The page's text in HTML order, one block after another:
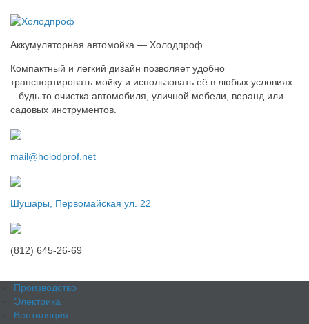
Аккумуляторная автомойка — Холодпроф
Компактный и легкий дизайн позволяет удобно
транспортировать мойку и использовать её в любых условиях
– будь то очистка автомобиля, уличной мебели, веранд или
садовых инструментов.
mail@holodprof.net
Шушары, Первомайская ул. 22
(812) 645-26-69
Производство
Электрика
Вентиляция